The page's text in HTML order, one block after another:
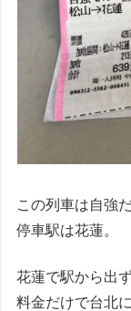
この列車は自強
停車駅は花蓮。
花蓮で駅から出
料金だけで台北